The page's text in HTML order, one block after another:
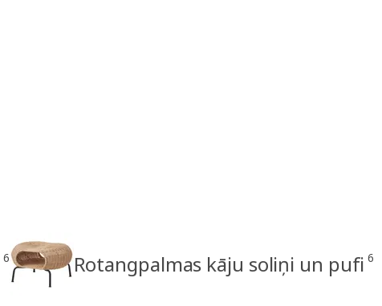
6 Rotangpalmas kāju soliņi un pufi 6